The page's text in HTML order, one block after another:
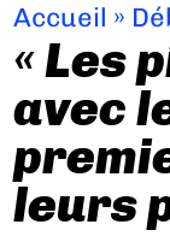
Accueil »
« Les
avec
leurs